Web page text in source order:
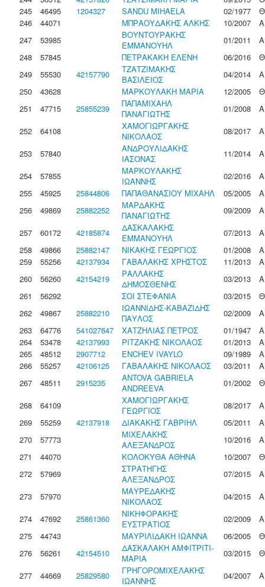
245
46495 1204327 SANDU MIHAELA 02/1977
Θ
246
44071 ΜΠΡΑΟΥΔΑΚΗΣ ΑΛΚΗΣ 10/2007
Α
247
53985
ΒΟΥΝΤΟΥΡΑΚΗΣ
ΕΜΜΑΝΟΥΗΛ
01/2011
Α
248
57845 ΠΕΤΡΑΚΑΚΗ ΕΛΕΝΗ 06/2016
Θ
249
55530 42157790
ΤΖΑΤΖΙΜΑΚΗΣ
ΒΑΣΙΛΕΙΟΣ
04/2014
Α
250
43628 ΜΑΡΚΟΥΛΑΚΗ ΜΑΡΙΑ 12/2005
Θ
251
47715 25855239
ΠΑΠΑΜΙΧΑΗΛ
ΠΑΝΑΓΙΩΤΗΣ
01/2008
Α
252
64108
ΧΑΜΟΓΙΩΡΓΑΚΗΣ
ΝΙΚΟΛΑΟΣ
08/2017
Α
253
57840
ΑΝΔΡΟΥΛΙΔΑΚΗΣ
ΙΑΣΟΝΑΣ
11/2014
Α
254
57855
ΜΑΡΚΟΥΛΑΚΗΣ
ΙΩΑΝΝΗΣ
02/2016
Α
255
45925 25844806 ΠΑΠΑΘΑΝΑΣΙΟΥ ΜΙΧΑΗΛ 05/2005
Α
256
49869 25882252
ΜΑΡΔΑΚΗΣ
ΠΑΝΑΓΙΩΤΗΣ
09/2009
Α
257
60172 42185874
ΔΑΣΚΑΛΑΚΗΣ
ΕΜΜΑΝΟΥΗΛ
07/2013
Α
258
49866 25882147 ΝΙΚΑΚΗΣ ΓΕΩΡΓΙΟΣ 01/2008
Α
259
55256 42137934 ΓΑΒΑΛΑΚΗΣ ΧΡΗΣΤΟΣ 11/2013
Α
260
56260 42154219
ΡΑΛΛΑΚΗΣ
ΔΗΜΟΣΘΕΝΗΣ
03/2013
Α
261
56292 ΣΟΙ ΣΤΕΦΑΝΙΑ 03/2015
Θ
262
49867 25882210
ΙΩΑΝΝΙΔΗΣ-ΚΑΒΑΖΙΔΗΣ
ΠΑΥΛΟΣ
02/2009
Α
263
64776 541027647 ΧΑΤΖΗΛΙΑΣ ΠΕΤΡΟΣ 01/1947
Α
264
53478 42137993 ΡΙΤΖΑΚΗΣ ΝΙΚΟΛΑΟΣ 01/2013
Α
265
48512 2907712 ENCHEV IVAYLO 09/1989
Α
266
55257 42106125 ΓΑΒΑΛΑΚΗΣ ΝΙΚΟΛΑΟΣ 03/2011
Α
267
48511 2915235
ANTOVA GABRIELA
ANDREEVA
01/2002
Θ
268
64109
ΧΑΜΟΓΙΩΡΓΑΚΗΣ
ΓΕΩΡΓΙΟΣ
08/2017
Α
269
55259 42137918 ΔΙΑΚΑΚΗΣ ΓΑΒΡΙΗΛ 05/2011
Α
270
57773
ΜΙΧΕΛΑΚΗΣ
ΑΛΕΞΑΝΔΡΟΣ
10/2016
Α
271
44070 ΚΟΛΟΚΥΘΑ ΑΘΗΝΑ 10/2007
Θ
272
57969
ΣΤΡΑΤΗΓΗΣ
ΑΛΕΞΑΝΔΡΟΣ
07/2015
Α
273
57970
ΜΑΥΡΕΔΑΚΗΣ
ΝΙΚΟΛΑΟΣ
04/2015
Α
274
47692 25861360
ΝΙΚΗΦΟΡΑΚΗΣ
ΕΥΣΤΡΑΤΙΟΣ
02/2009
Α
275
44743 ΜΑΥΡΙΛΙΔΑΚΗ ΙΩΑΝΝΑ 06/2005
Θ
276
56261 42154510
ΔΑΣΚΑΛΑΚΗ ΑΜΦΙΤΡΙΤΙ-
ΜΑΡΙΑ
03/2015
Θ
277
44669 25829580
ΓΡΗΓΟΡΟΜΙΧΕΛΑΚΗΣ
ΙΩΑΝΝΗΣ
04/2007 Α